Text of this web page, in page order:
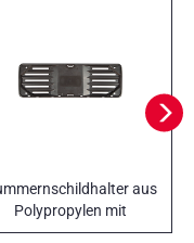
aus
Polypropylen mit
Leiste